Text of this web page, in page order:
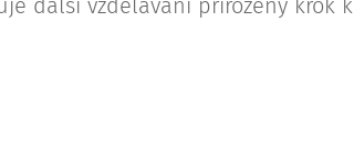
další vzdělávání přirozený krok k